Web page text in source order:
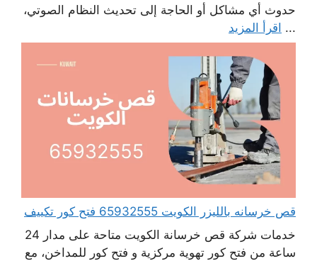
حدوث أي مشاكل أو الحاجة إلى تحديث النظام الصوتي،
... اقرأ المزيد
قص خرسانه بالليزر الكويت 65932555 فتح كور تكييف
خدمات شركة قص خرسانة الكويت متاحة على مدار 24
ساعة من فتح كور تهوية مركزية و فتح كور للمداخن، مع